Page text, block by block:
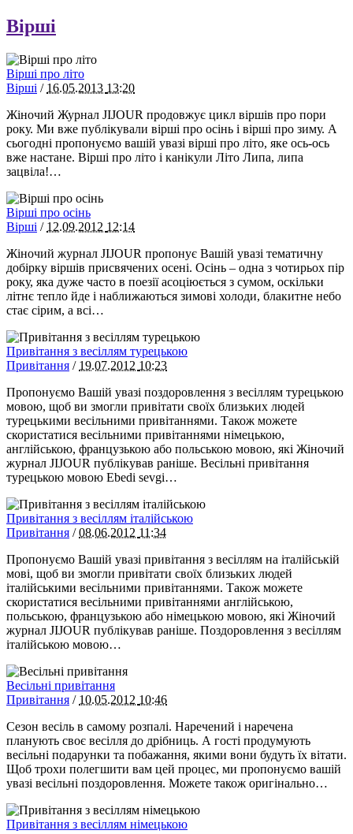
Вірші
Вірші про літо
Вірші / 16.05.2013 13:20
Жіночий Журнал JIJOUR продовжує цикл віршів про пори
року. Ми вже публікували вірші про осінь і вірші про зиму. А
сьогодні пропонуємо вашій увазі вірші про літо, яке ось-ось
вже настане. Вірші про літо і канікули Літо Липа, липа
зацвіла!…
Вірші про осінь
Вірші / 12.09.2012 12:14
Жіночий журнал JIJOUR пропонує Вашій увазі тематичну
добірку віршів присвячених осені. Осінь – одна з чотирьох пір
року, яка дуже часто в поезії асоціюється з сумом, оскільки
літнє тепло йде і наближаються зимові холоди, блакитне небо
стає сірим, а всі…
Привітання з весіллям турецькою
Привітання / 19.07.2012 10:23
Пропонуємо Вашій увазі поздоровлення з весіллям турецькою
мовою, щоб ви змогли привітати своїх близьких людей
турецькими весільними привітаннями. Також можете
скористатися весільними привітаннями німецькою,
англійською, французькою або польською мовою, які Жіночий
журнал JIJOUR публікував раніше. Весільні привітання
турецькою мовою Ebedi sevgi…
Привітання з весіллям італійською
Привітання /08.06.2012 11:34
Пропонуємо Вашій увазі привітання з весіллям на італійській
мові, щоб ви змогли привітати своїх близьких людей
італійськими весільними привітаннями. Також можете
скористатися весільними привітаннями англійською,
польською, французькою або німецькою мовою, які Жіночий
журнал JIJOUR публікував раніше. Поздоровлення з весіллям
італійською мовою…
Весільні привітання
Привітання / 10.05.2012 10:46
Сезон весіль в самому розпалі. Наречений і наречена
планують своє весілля до дрібниць. А гості продумують
весільні подарунки та побажання, якими вони будуть їх вітати.
Щоб трохи полегшити вам цей процес, ми пропонуємо вашій
увазі весільні поздоровлення. Можете також оригінально…
Привітання з весіллям німецькою